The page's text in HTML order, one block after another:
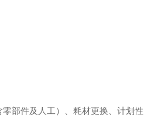
部件及人工）、耗材更换、计划性